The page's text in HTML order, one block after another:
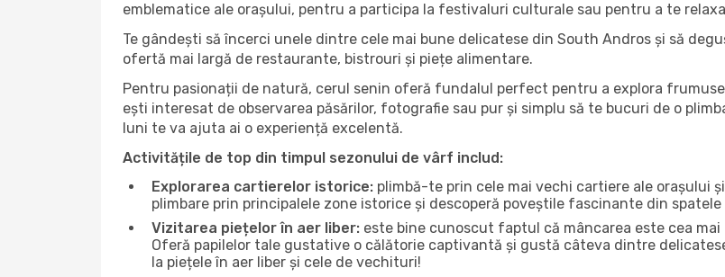
emblematice ale orașului, pentru a participa la festivaluri culturale sau pentru a te
Te gândești să încerci unele dintre cele mai bune delicatese din South Andros și să
ofertă mai largă de restaurante, bistrouri și piețe alimentare.
Pentru pasionații de natură, cerul senin oferă fundalul perfect pentru a explora
ești interesat de observarea păsărilor, fotografie sau pur și simplu să te bucuri de o
luni te va ajuta ai o experiență excelentă.
Activitățile de top din timpul sezonului de vârf includ:
Explorarea cartierelor istorice: plimbă-te prin cele mai vechi cartiere ale orașului
plimbare prin principalele zone istorice și descoperă poveștile fascinante din
Vizitarea piețelor în aer liber: este bine cunoscut faptul că mâncarea este cea
Oferă papilelor tale gustative o călătorie captivantă și gustă câteva dintre
la piețele în aer liber și cele de vechituri!